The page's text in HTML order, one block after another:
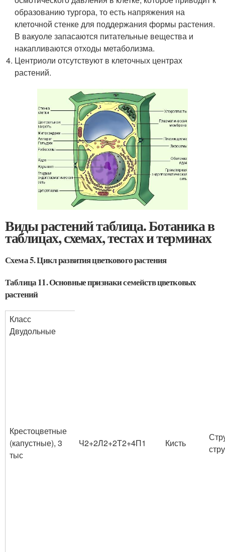
образованию тургора, то есть напряжения на
клеточной стенке для поддержания формы растения.
В вакуоле запасаются питательные вещества и
накапливаются отходы метаболизма.
Центриоли отсутствуют в клеточных центрах
растений.
Виды растений таблица. Ботаника в
таблицах, схемах, тестах и терминах
Схема 5. Цикл развития цветкового растения
Таблица 11. Основные признаки семейств цветковых
растений
Класс
Двудольные
Крестоцветные
(капустные), 3
тыс
Ч2+2Л2+2Т2+4П1 Кисть